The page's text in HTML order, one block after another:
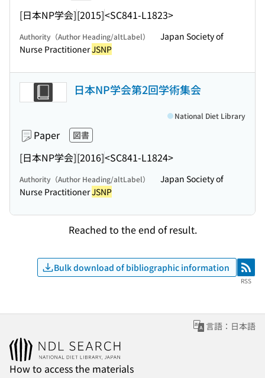
[日本NP学会][2015]<SC841-L1823>
Authority（Author Heading/altLabel）
Japan Society of
Nurse PractitionerJSNP
日本NP学会第2回学術集会
Paper 図書
[日本NP学会][2016]<SC841-L1824>
National Diet Library
Authority（Author Heading/altLabel）
Japan Society of
Nurse PractitionerJSNP
Reached to the end of result.
Bulk download of bibliographic information RSS
RSS
言語：日本語
How to access the materials